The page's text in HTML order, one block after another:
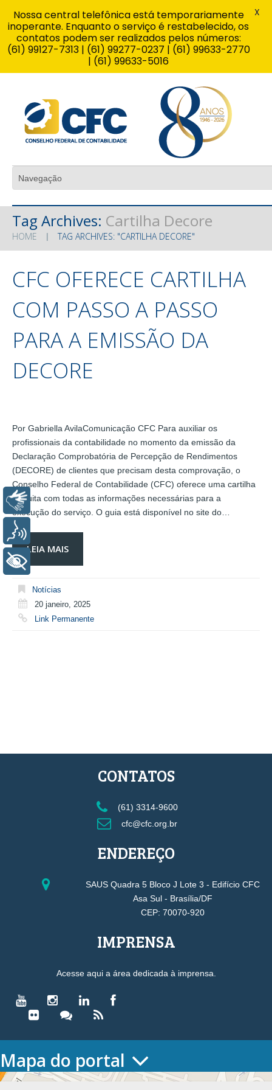
Tag Archives: Cartilha Decore
HOME TAG ARCHIVES: "CARTILHA DECORE"
CFC OFERECE CARTILHA
COM PASSO A PASSO
PARA A EMISSÃO DA
DECORE
Por Gabriella AvilaComunicação CFC Para auxiliar os
profissionais da contabilidade no momento da emissão da
Declaração Comprobatória de Percepção de Rendimentos
(DECORE) de clientes que precisam desta comprovação, o
Conselho Federal de Contabilidade (CFC) oferece uma cartilha
gratuita com todas as informações necessárias para a
execução do serviço. O guia está disponível no site do…
LEIA MAIS
Notícias
20 janeiro, 2025
Link Permanente
CONTATOS
(61) 3314-9600
cfc@cfc.org.br
ENDEREÇO
SAUS Quadra 5 Bloco J Lote 3 - Edifício CFC
Asa Sul - Brasília/DF
CEP: 70070-920
IMPRENSA
Acesse aqui a área dedicada à imprensa.
Mapa do portal
HOME
Nossa central telefônica está temporariamente
inoperante. Enquanto o serviço é restabelecido, os
contatos podem ser realizados pelos números:
(61) 99127-7313 | (61) 99277-0237 | (61) 99633-2770
| (61) 99633-5016
X
Libras
Voz